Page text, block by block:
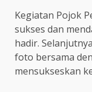
Kegiatan Pojok
sukses dan
hadir.
foto bersama
mensukseskan